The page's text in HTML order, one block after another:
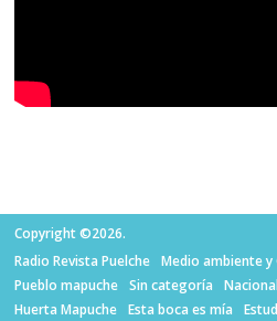
Copyright ©2026.
Radio Revista Puelche
Medio ambiente
Pueblo mapuche
Sin categoría Nacional
Huerta Mapuche
Esta boca es mía